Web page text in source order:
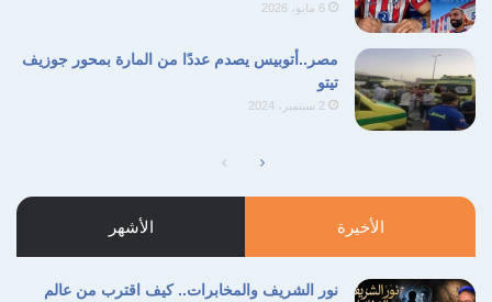
6 مايو، 2026
مصر..أتوبيس يصدم عددًا من المارة بمحور جوزيف
تيتو
2 سبتمبر، 2024
الأخيرة الأشهر
نور الشريف والمخابرات.. كيف اقترب من عالم